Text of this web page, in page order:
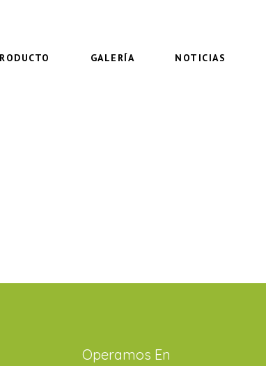
GALERÍA NOTICIAS
Operamos En